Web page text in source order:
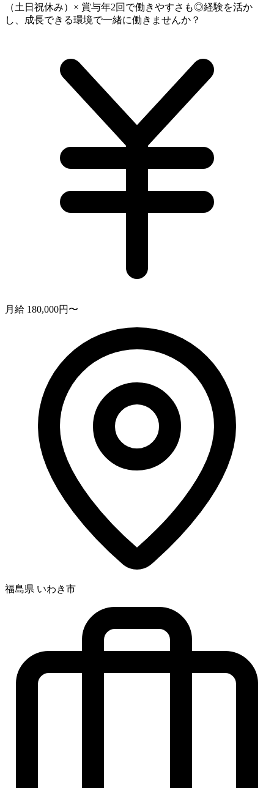
（土日祝休み）× 賞与年2回で働きやすさも◎経験を活か
し、成長できる環境で一緒に働きませんか？
月給 180,000円〜
福島県 いわき市